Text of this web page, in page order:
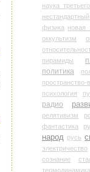
наука
физика новая
оккультизм
пирамиды
политика
пространство-
психология
радио
релятивизм
фантастика
народ русь
электричество
сознание
термодинамика